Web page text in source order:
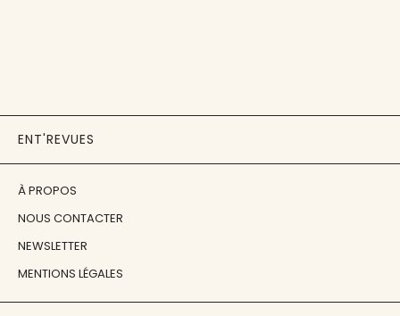
ENT'REVUES
À PROPOS
NOUS CONTACTER
NEWSLETTER
MENTIONS LÉGALES